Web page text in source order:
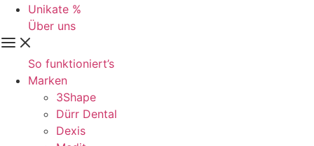
Unikate %
Über uns
So funktioniert’s
Marken
3Shape
Dürr Dental
Dexis